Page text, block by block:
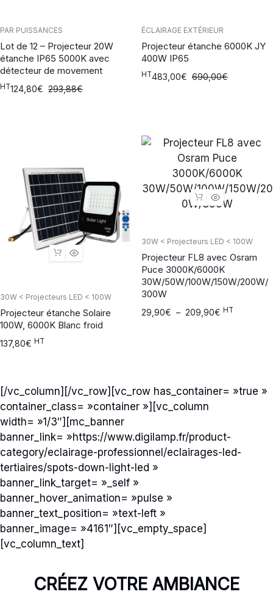
PAR PUISSANCES
Lot de 12 – Projecteur 20W
étanche IP65 5000K avec
détecteur de movement
293,88€
124,80€
HT
ÉCLAIRAGE EXTÉRIEUR
Projecteur étanche 6000K JY
400W IP65
690,00€
483,00€
HT
30W < Projecteurs LED < 100W
Projecteur étanche Solaire
100W, 6000K Blanc froid
137,80€ HT
30W < Projecteurs LED < 100W
Projecteur FL8 avec Osram
Puce 3000K/6000K
30W/50W/100W/150W/200W/
300W
29,90€ – 209,90€ HT
[/vc_column][/vc_row][vc_row has_container= »true »
container_class= »container »][vc_column
width= »1/3″][mc_banner
banner_link= »https://www.digilamp.fr/product-
category/eclairage-professionnel/eclairages-led-
tertiaires/spots-down-light-led »
banner_link_target= »_self »
banner_hover_animation= »pulse »
banner_text_position= »text-left »
banner_image= »4161″][vc_empty_space]
[vc_column_text]
CRÉEZ VOTRE AMBIANCE